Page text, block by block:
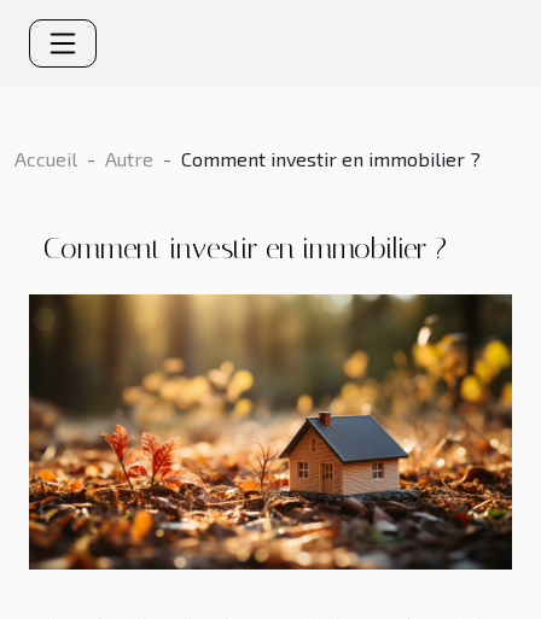
Accueil Autre Comment investir en immobilier ?
Comment investir en immobilier ?